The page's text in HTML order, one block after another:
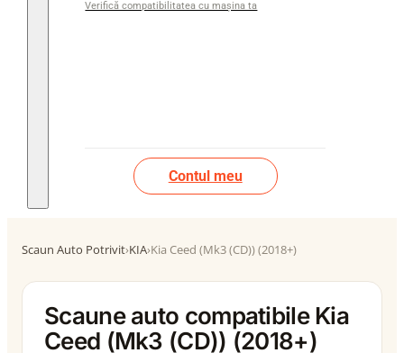
Verifică compatibilitatea cu mașina ta
Contul meu
Scaun Auto Potrivit›KIA›Kia Ceed (Mk3 (CD)) (2018+)
Scaune auto compatibile Kia
Ceed (Mk3 (CD)) (2018+)